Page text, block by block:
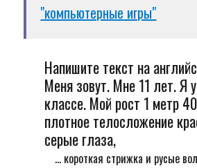
"компьютерные игры"
Напишите текст на
Меня зовут. Мне 11 лет. Я
классе. Мой рост 1 метр
плотное телосложение
серые глаза,
... короткая стрижка и русые